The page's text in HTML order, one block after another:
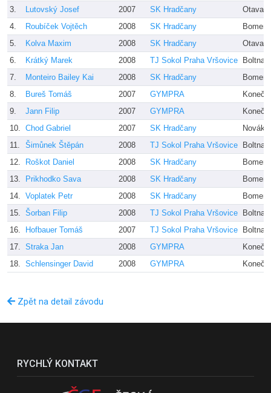
3.
Lutovský Josef 2007 SK Hradčany
Otava
4.
Roubíček Vojtěch 2008 SK Hradčany
Bomer
5.
Kolva Maxim 2008 SK Hradčany
Otava
6.
Krátký Marek 2008 TJ Sokol Praha Vršovice
Boltnar
7.
Monteiro Bailey Kai 2008 SK Hradčany
Bomer
8.
Bureš Tomáš 2007 GYMPRA
9.
Jann Filip 2007 GYMPRA
10. Chod Gabriel 2007 SK Hradčany
Novák
11.
Šimůnek Štěpán 2008 TJ Sokol Praha Vršovice
Boltnar
12.
Roškot Daniel 2008 SK Hradčany
Bomer
13.
Prikhodko Sava 2008 SK Hradčany
Bomer
14. Voplatek Petr 2008 SK Hradčany
Bomer
15. Šorban Filip 2008 TJ Sokol Praha Vršovice
Boltnar
16.
Hofbauer Tomáš 2007 TJ Sokol Praha Vršovice
Boltnar
17. Straka Jan 2008 GYMPRA
18. Schlensinger David 2008 GYMPRA
Zpět na detail závodu
RYCHLÝ KONTAKT